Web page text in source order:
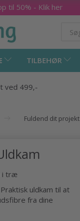
til 50% - Klik her
TILBEHØR
ved 499,-
Fuldend dit projekt
i træ
Praktisk uldkam til at
fra dine